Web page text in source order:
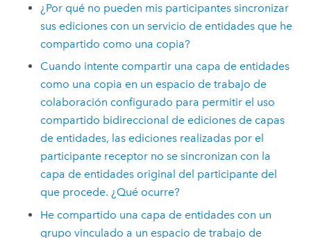
¿Por qué no pueden mis participantes sincronizar
sus ediciones con un servicio de entidades que he
compartido como una copia?
Cuando intente compartir una capa de entidades
como una copia en un espacio de trabajo de
colaboración configurado para permitir el uso
compartido bidireccional de ediciones de capas
de entidades, las ediciones realizadas por el
participante receptor no se sincronizan con la
capa de entidades original del participante del
que procede. ¿Qué ocurre?
He compartido una capa de entidades con un
grupo vinculado a un espacio de trabajo de